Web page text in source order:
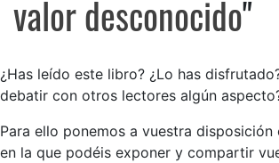
valor desconocido"
¿Has leído este libro? ¿Lo has
debatir con otros lectores algún
Para ello ponemos a vuestra disposición
en la que podéis exponer y compartir